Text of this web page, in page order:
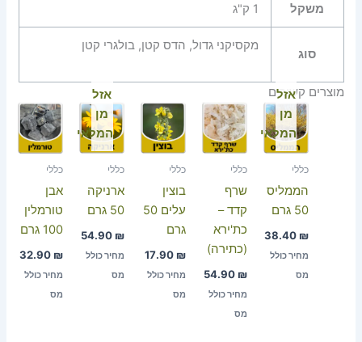
משקל 1 ק"ג
סוג
מקסיקני גדול, הדס קטן, בולגרי קטן
מוצרים קשורים
אזל
מן
המלאי
כללי
הממליס
50 גרם
38.40 ₪
מחיר כולל
מס
כללי
שרף
קדד –
כת'ירא
(כתירה)
54.90 ₪
מחיר כולל
מס
כללי
בוצין
עלים 50
גרם
17.90 ₪
מחיר כולל
מס
אזל
מן
המלאי
כללי
ארניקה
50 גרם
54.90 ₪
מחיר כולל
מס
כללי
אבן
טורמלין
100 גרם
32.90 ₪
מחיר כולל
מס